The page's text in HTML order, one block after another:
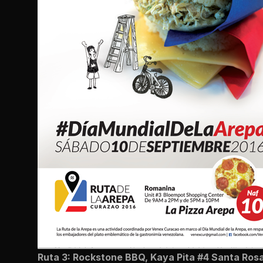
Ruta 3: Rockstone BBQ, Kaya Pita #4 Santa